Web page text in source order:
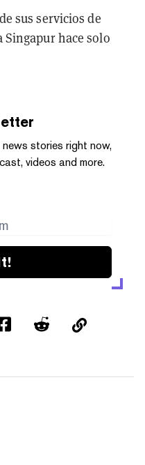
sus servicios de
hace solo
stories right now,
videos and more.